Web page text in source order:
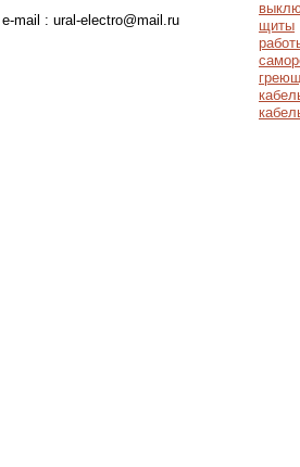
e-mail : ural-electro@mail.ru
щиты